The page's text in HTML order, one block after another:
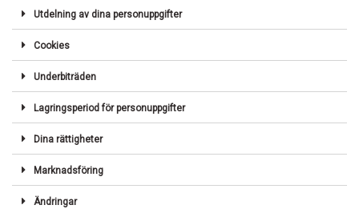
Utdelning av dina personuppgifter
Cookies
Underbiträden
Lagringsperiod för personuppgifter
Dina rättigheter
Marknadsföring
Ändringar